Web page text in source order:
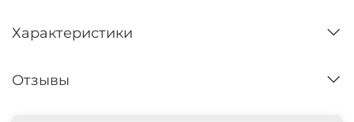
Характеристики
Отзывы